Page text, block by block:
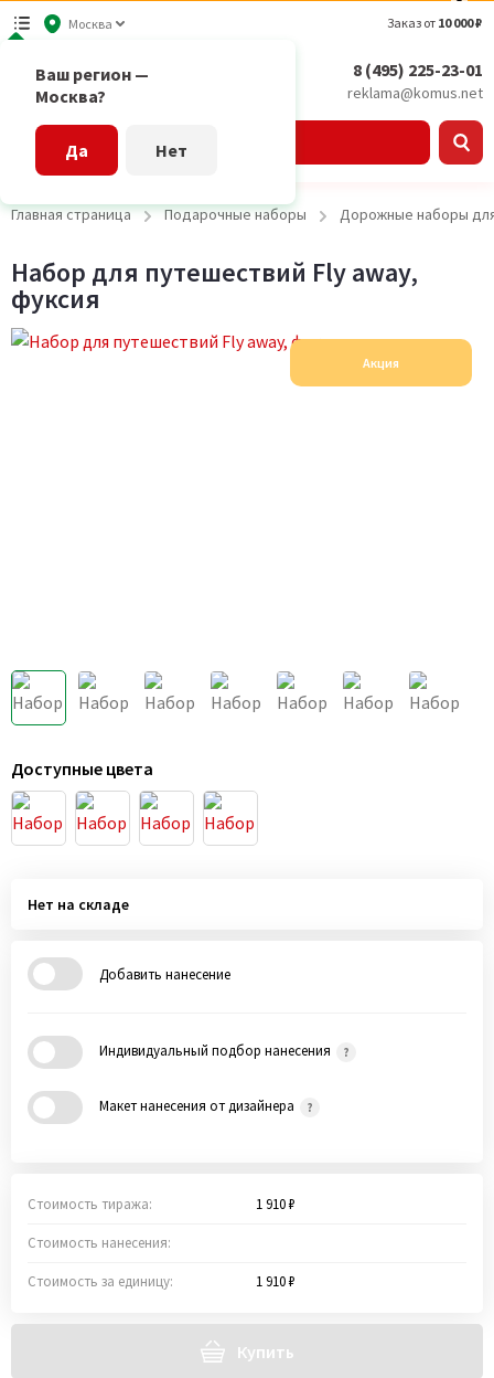
Москва
Ваш регион —
Москва?
Да Нет
Заказ от 10 000 ₽
8 (495) 225-23-01
reklama@komus.net
Главная страница Подарочные наборы Дорожные наборы
Набор для путешествий Fly away,
фуксия
Акция
Доступные цвета
Нет на складе
Добавить нанесение
Индивидуальный подбор нанесения
Макет нанесения от дизайнера
Стоимость тиража: 1 910 ₽
Стоимость нанесения:
Стоимость за единицу: 1 910 ₽
Купить